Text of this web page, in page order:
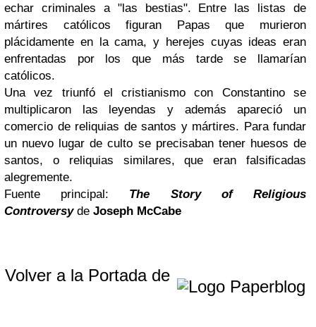
echar criminales a "las bestias". Entre las listas de
mártires católicos figuran Papas que murieron
plácidamente en la cama, y herejes cuyas ideas eran
enfrentadas por los que más tarde se llamarían
católicos.
Una vez triunfó el cristianismo con Constantino se
multiplicaron las leyendas y además apareció un
comercio de reliquias de santos y mártires. Para fundar
un nuevo lugar de culto se precisaban tener huesos de
santos, o reliquias similares, que eran falsificadas
alegremente.
Fuente principal: The Story of Religious
Controversyde Joseph McCabe
Volver a la Portada de